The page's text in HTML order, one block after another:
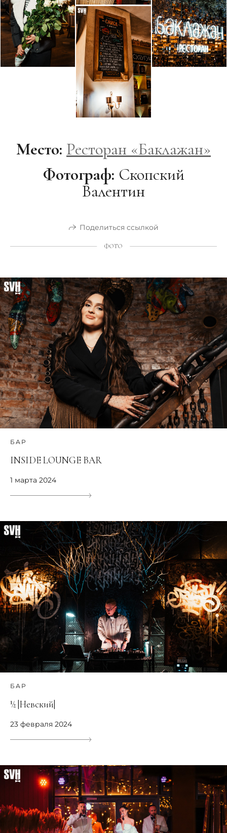
Место: Ресторан «Баклажан»
Фотограф: Скопский
Валентин
Поделиться ссылкой
ФОТО
БАР
INSIDE LOUNGE BAR
1 марта 2024
БАР
½ |Невский|
23 февраля 2024